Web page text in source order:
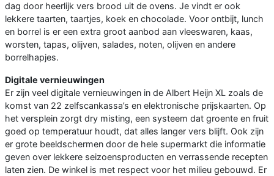
dag door heerlijk vers brood uit de ovens. Je vindt er ook
lekkere taarten, taartjes, koek en chocolade. Voor ontbijt, lunch
en borrel is er een extra groot aanbod aan vleeswaren, kaas,
worsten, tapas, olijven, salades, noten, olijven en andere
borrelhapjes.
Digitale vernieuwingen
Er zijn veel digitale vernieuwingen in de Albert Heijn XL zoals de
komst van 22 zelfscankassa’s en elektronische prijskaarten. Op
het versplein zorgt dry misting, een systeem dat groente en fruit
goed op temperatuur houdt, dat alles langer vers blijft. Ook zijn
er grote beeldschermen door de hele supermarkt die informatie
geven over lekkere seizoensproducten en verrassende recepten
laten zien. De winkel is met respect voor het milieu gebouwd. Er